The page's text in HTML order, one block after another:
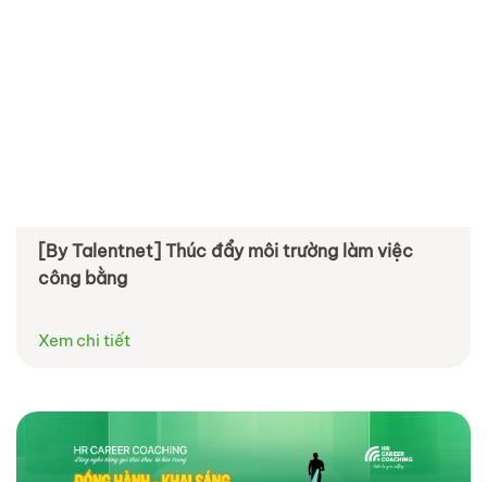
[By Talentnet] Thúc đẩy môi trường làm việc
công bằng
Xem chi tiết